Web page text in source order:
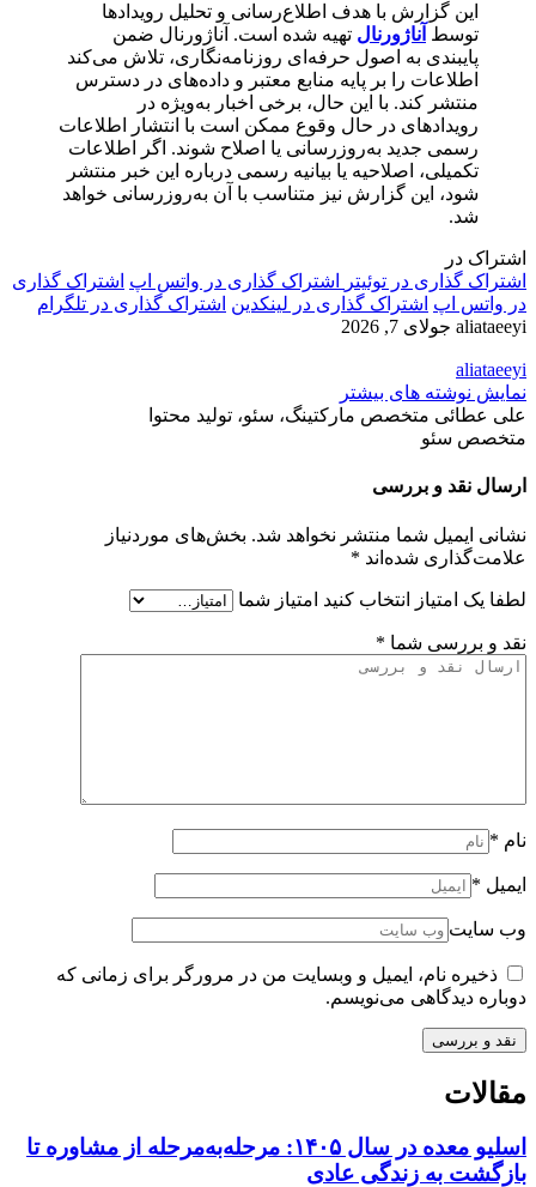
این گزارش با هدف اطلاع‌رسانی و تحلیل رویدادها
توسط آناژورنال تهیه شده است. آناژورنال ضمن
پایبندی به اصول حرفه‌ای روزنامه‌نگاری، تلاش می‌کند
اطلاعات را بر پایه منابع معتبر و داده‌های در دسترس
منتشر کند. با این حال، برخی اخبار به‌ویژه در
رویدادهای در حال وقوع ممکن است با انتشار اطلاعات
رسمی جدید به‌روزرسانی یا اصلاح شوند. اگر اطلاعات
تکمیلی، اصلاحیه یا بیانیه رسمی درباره این خبر منتشر
شود، این گزارش نیز متناسب با آن به‌روزرسانی خواهد
شد.
اشتراک در
اشتراک گذاری در توئیتر
اشتراک گذاری در واتس اپ اشتراک گذاری
در واتس اپ اشتراک گذاری در لینکدین اشتراک گذاری در تلگرام
aliataeeyi جولای 7, 2026
aliataeeyi
نمایش نوشته های بیشتر
علی عطائی متخصص مارکتینگ، سئو، تولید محتوا
متخصص سئو
ارسال نقد و بررسی
نشانی ایمیل شما منتشر نخواهد شد. بخش‌های موردنیاز
علامت‌گذاری شده‌اند *
لطفا یک امتیاز انتخاب کنید امتیاز شما
نقد و بررسی شما *
نام *
ایمیل *
وب سایت
ذخیره نام، ایمیل و وبسایت من در مرورگر برای زمانی که
دوباره دیدگاهی می‌نویسم.
مقالات
اسلیو معده در سال ۱۴۰۵: مرحله‌به‌مرحله از مشاوره تا
بازگشت به زندگی عادی